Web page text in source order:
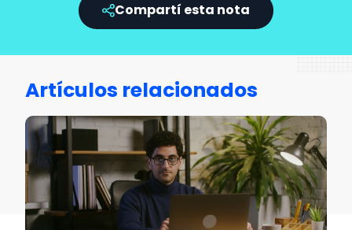
Compartí esta nota
Artículos relacionados